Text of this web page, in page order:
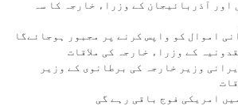
اور آذربائیجان کے وزراء خارجہ کا سہ
اموال کو واپس کرنے پر مجبور ہوجائےگا
کے وزراء خارجہ کی ملاقات
وزیر خارجہ کی برطانوی کے وزیر
امریکی فوج باقی رہے گی